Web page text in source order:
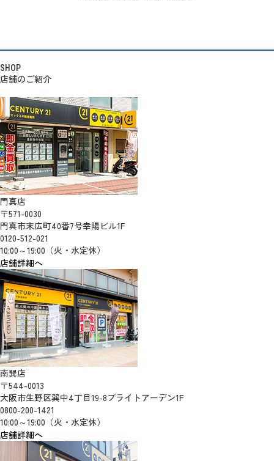
SHOP
店舗のご紹介
門真店
〒571-0030
門真市末広町40番7号幸陽ビル1F
0120-512-021
10:00～19:00（火・水定休）
店舗詳細へ
南巽店
〒544-0013
大阪市生野区巽中4丁目19-8ブライトアーデン1F
0800-200-1421
10:00～19:00（火・水定休）
店舗詳細へ